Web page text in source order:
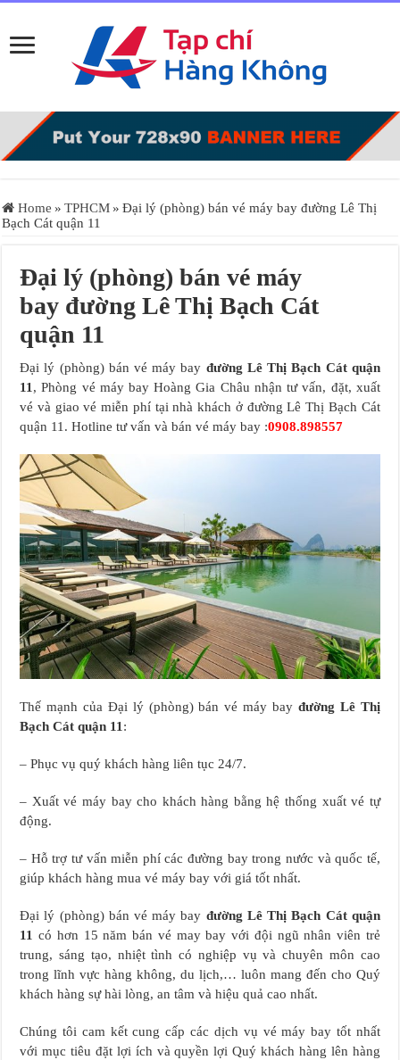
Home » TPHCM » Đại lý (phòng) bán vé máy bay đường Lê Thị
Bạch Cát quận 11
Đại lý (phòng) bán vé máy
bay đường Lê Thị Bạch Cát
quận 11
Đại lý (phòng) bán vé máy bay đường Lê Thị Bạch Cát quận
11, Phòng vé máy bay Hoàng Gia Châu nhận tư vấn, đặt, xuất
vé và giao vé miễn phí tại nhà khách ở đường Lê Thị Bạch Cát
quận 11. Hotline tư vấn và bán vé máy bay :0908.898557
Thế mạnh của Đại lý (phòng) bán vé máy bay đường Lê Thị
Bạch Cát quận 11:
– Phục vụ quý khách hàng liên tục 24/7.
– Xuất vé máy bay cho khách hàng bằng hệ thống xuất vé tự
động.
– Hỗ trợ tư vấn miễn phí các đường bay trong nước và quốc tế,
giúp khách hàng mua vé máy bay với giá tốt nhất.
Đại lý (phòng) bán vé máy bay đường Lê Thị Bạch Cát quận
11 có hơn 15 năm bán vé may bay với đội ngũ nhân viên trẻ
trung, sáng tạo, nhiệt tình có nghiệp vụ và chuyên môn cao
trong lĩnh vực hàng không, du lịch,… luôn mang đến cho Quý
khách hàng sự hài lòng, an tâm và hiệu quả cao nhất.
Chúng tôi cam kết cung cấp các dịch vụ vé máy bay tốt nhất
với mục tiêu đặt lợi ích và quyền lợi Quý khách hàng lên hàng